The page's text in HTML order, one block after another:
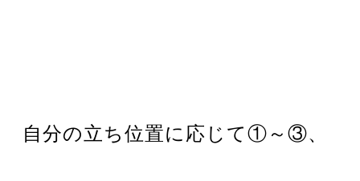
自分の立ち位置に応じて①～③、